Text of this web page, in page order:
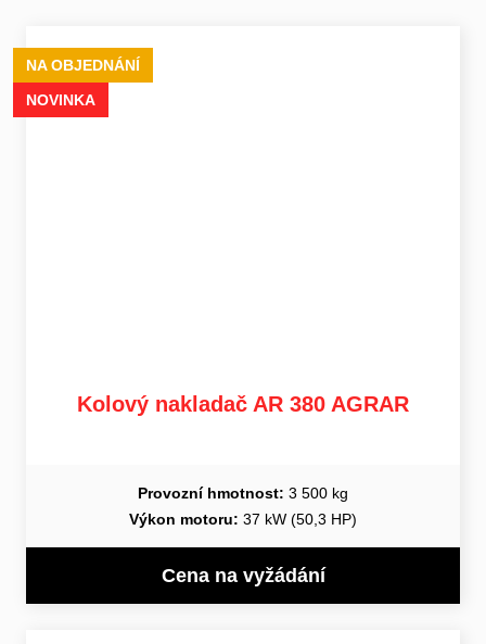
NA OBJEDNÁNÍ
NOVINKA
Kolový nakladač AR 380 AGRAR
Provozní hmotnost: 3 500 kg
Výkon motoru: 37 kW (50,3 HP)
Cena na vyžádání